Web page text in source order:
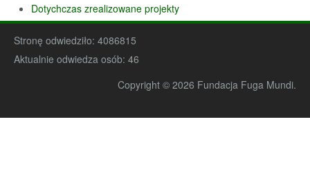
Dotychczas zrealizowane projekty
Stronę odwiedziło: 4086815
Aktualnie odwiedza osób: 46
Copyright © 2026 Fundacja Fuga Mundi.